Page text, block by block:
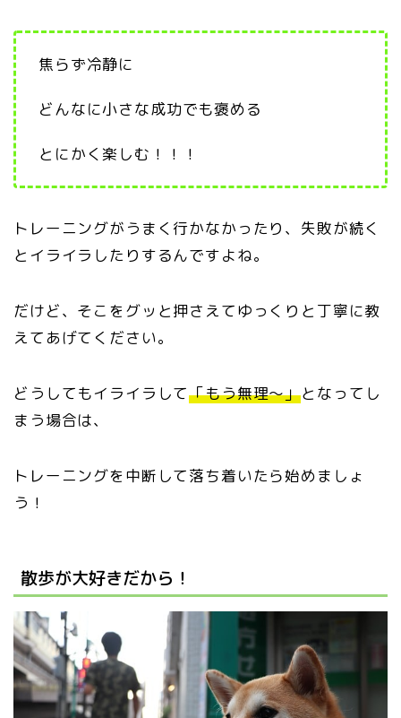
焦らず冷静に
どんなに小さな成功でも褒める
とにかく楽しむ！！！
トレーニングがうまく行かなかったり、失敗が続く
とイライラしたりするんですよね。
だけど、そこをグッと押さえてゆっくりと丁寧に教
えてあげてください。
どうしてもイライラして「もう無理〜」となってし
まう場合は、
トレーニングを中断して落ち着いたら始めましょ
う！
散歩が大好きだから！